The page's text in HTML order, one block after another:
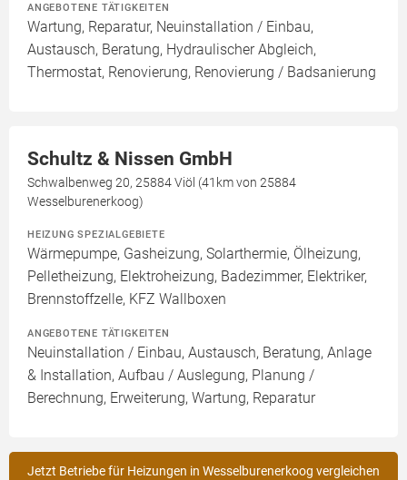
ANGEBOTENE TÄTIGKEITEN
Wartung, Reparatur, Neuinstallation / Einbau,
Austausch, Beratung, Hydraulischer Abgleich,
Thermostat, Renovierung, Renovierung / Badsanierung
Schultz & Nissen GmbH
Schwalbenweg 20, 25884 Viöl (41km von 25884
Wesselburenerkoog)
HEIZUNG SPEZIALGEBIETE
Wärmepumpe, Gasheizung, Solarthermie, Ölheizung,
Pelletheizung, Elektroheizung, Badezimmer, Elektriker,
Brennstoffzelle, KFZ Wallboxen
ANGEBOTENE TÄTIGKEITEN
Neuinstallation / Einbau, Austausch, Beratung, Anlage
& Installation, Aufbau / Auslegung, Planung /
Berechnung, Erweiterung, Wartung, Reparatur
Jetzt Betriebe für Heizungen in Wesselburenerkoog vergleichen